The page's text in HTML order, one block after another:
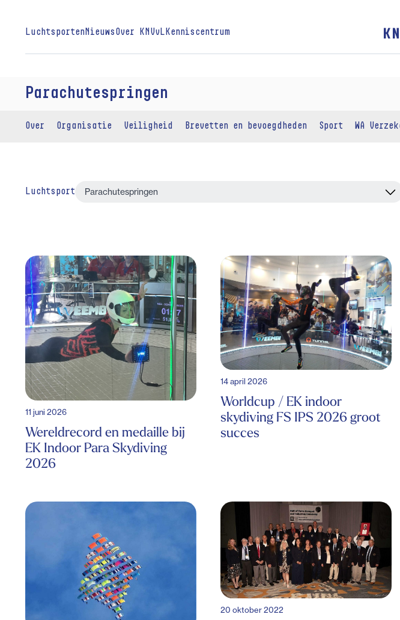
Luchtsporten Nieuws Over KNVvL Kenniscentrum
Parachutespringen
Over Organisatie Veiligheid Brevetten en bevoegdheden Sport WA
Luchtsport
11 juni 2026
Wereldrecord en medaille bij
EK Indoor Para Skydiving
2026
14 april 2026
Worldcup / EK indoor
skydiving FS IPS 2026 groot
succes
20 oktober 2022